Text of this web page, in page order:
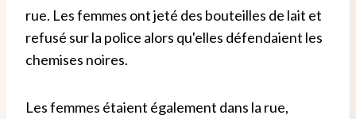
rue. Les femmes ont jeté des bouteilles de lait et
refusé sur la police alors qu'elles défendaient les
chemises noires.
Les femmes étaient également dans la rue,